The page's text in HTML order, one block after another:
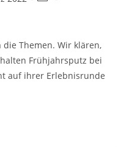
Themen. Wir klären,
Frühjahrsputz bei
auf ihrer Erlebnisrunde